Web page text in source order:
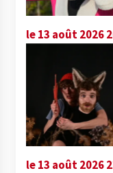
le 13 août 2026
le 13 août 2026